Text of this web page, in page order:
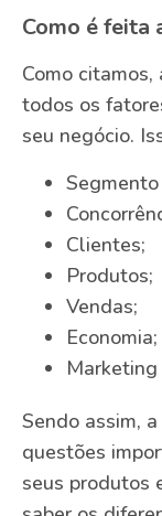
Como é feita
Como
todos os
seu negócio.
Clientes;
Produtos;
Vendas;
Economia;
Marketing
Sendo assim,
questões
seus produtos